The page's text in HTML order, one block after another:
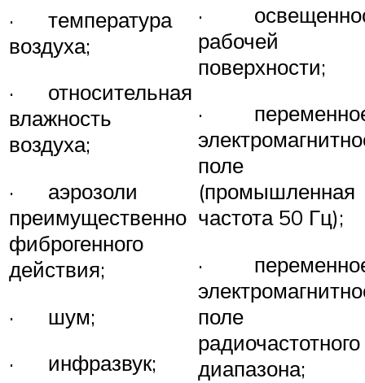
· температура
воздуха;
· относительная
влажность
воздуха;
· аэрозоли
преимущественно
фиброгенного
действия;
· шум;
· инфразвук;
·
рабочей
поверхности;
·
поле
(промышленная
частота 50 Гц);
·
поле
радиочастотного
диапазона;